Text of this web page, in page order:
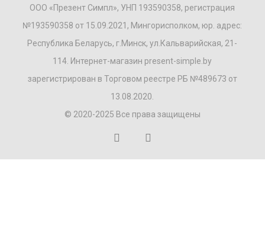
ООО «Презент Симпл», УНП 193590358, регистрация
№193590358 от 15.09.2021, Мингорисполком, юр. адрес:
Республика Беларусь, г.Минск, ул.Кальварийская, 21-
114. Интернет-магазин present-simple.by
зарегистрирован в Торговом реестре РБ №489673 от
13.08.2020.
© 2020-2025 Все права защищены